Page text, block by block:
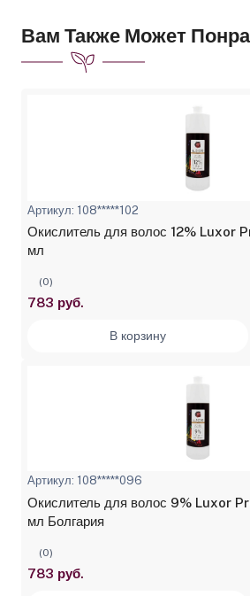
Вам Также Может
Артикул: 108*****102
Окислитель для волос 12% Luxor
мл
(0)
783 руб.
В корзину
Артикул: 108*****096
Окислитель для волос 9% Luxor
мл Болгария
(0)
783 руб.